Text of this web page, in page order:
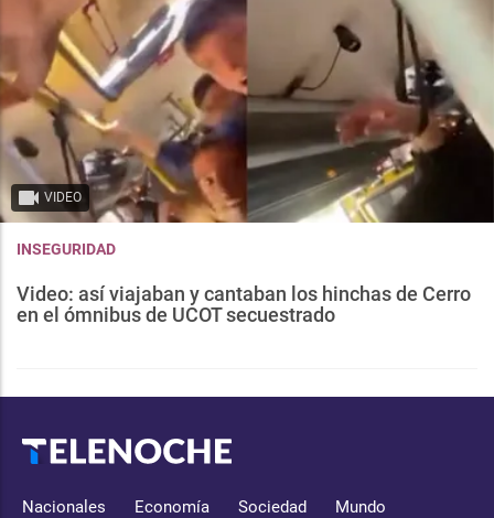
VIDEO
INSEGURIDAD
Video: así viajaban y cantaban los hinchas de Cerro
en el ómnibus de UCOT secuestrado
Nacionales Economía Sociedad Mundo